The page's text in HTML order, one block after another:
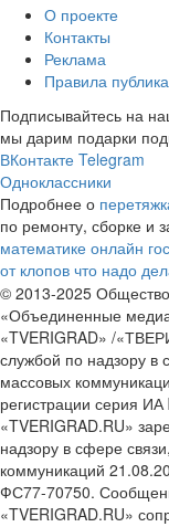
О проекте
Контакты
Реклама
Правила
Подписывайтесь на
мы дарим подарки
ВКонтакте Telegram
Одноклассники
Подробнее о
по ремонту, сборке и
математике онлайн
от клопов что надо
© 2013-2025 Общество
«Объединенные
«TVERIGRAD» /
службой по надзору в
массовых
регистрации серия
«TVERIGRAD.RU»
надзору в сфере
коммуникаций
ФС77-70750.
«TVERIGRAD.RU»